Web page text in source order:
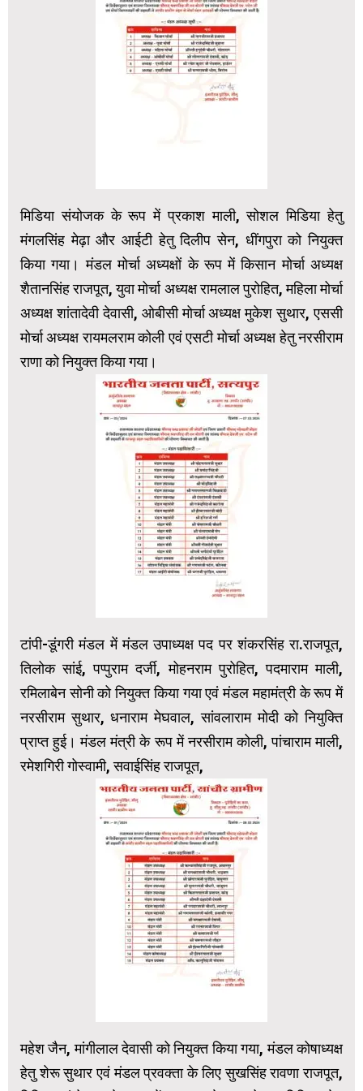
मिडिया संयोजक के रूप में प्रकाश माली, सोशल मिडिया हेतु
मंगलसिंह मेढ़ा और आईटी हेतु दिलीप सेन, धींगपुरा को नियुक्त
किया गया। मंडल मोर्चा अध्यक्षों के रूप में किसान मोर्चा अध्यक्ष
शैतानसिंह राजपूत, युवा मोर्चा अध्यक्ष रामलाल पुरोहित, महिला मोर्चा
अध्यक्ष शांतादेवी देवासी, ओबीसी मोर्चा अध्यक्ष मुकेश सुथार, एससी
मोर्चा अध्यक्ष रायमलराम कोली एवं एसटी मोर्चा अध्यक्ष हेतु नरसीराम
राणा को नियुक्त किया गया।
टांपी-डूंगरी मंडल में मंडल उपाध्यक्ष पद पर शंकरसिंह रा.राजपूत,
तिलोक सांई, पप्पुराम दर्जी, मोहनराम पुरोहित, पदमाराम माली,
रमिलाबेन सोनी को नियुक्त किया गया एवं मंडल महामंत्री के रूप में
नरसीराम सुथार, धनाराम मेघवाल, सांवलाराम मोदी को नियुक्ति
प्राप्त हुई। मंडल मंत्री के रूप में नरसीराम कोली, पांचाराम माली,
रमेशगिरी गोस्वामी, सवाईसिंह राजपूत,
महेश जैन, मांगीलाल देवासी को नियुक्त किया गया, मंडल कोषाध्यक्ष
हेतु शेरू सुथार एवं मंडल प्रवक्ता के लिए सुखसिंह रावणा राजपूत,